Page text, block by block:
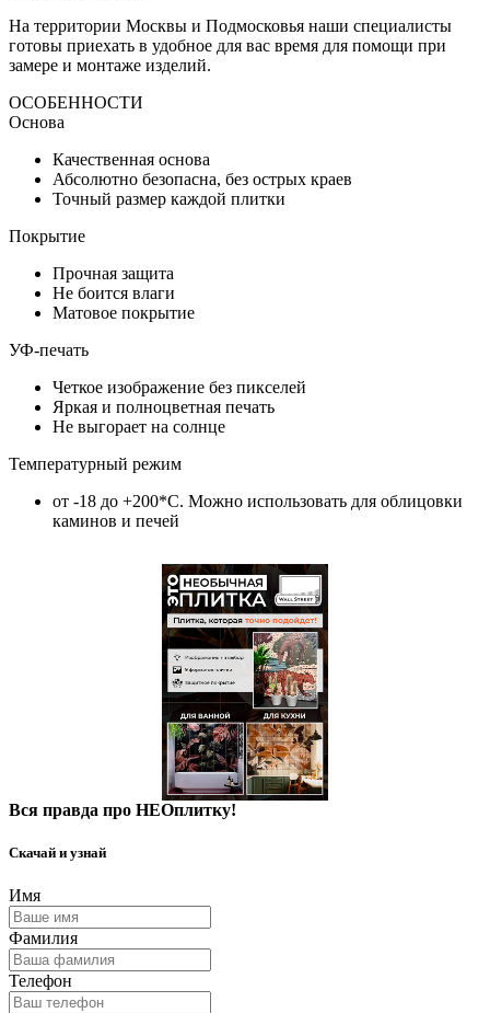
На территории Москвы и Подмосковья наши специалисты
готовы приехать в удобное для вас время для помощи при
замере и монтаже изделий.
ОСОБЕННОСТИ
Основа
Качественная основа
Абсолютно безопасна, без острых краев
Точный размер каждой плитки
Покрытие
Прочная защита
Не боится влаги
Матовое покрытие
УФ-печать
Четкое изображение без пикселей
Яркая и полноцветная печать
Не выгорает на солнце
Температурный режим
от -18 до +200*C. Можно использовать для облицовки
каминов и печей
Вся правда про НЕОплитку!
Скачай и узнай
Имя
Фамилия
Телефон